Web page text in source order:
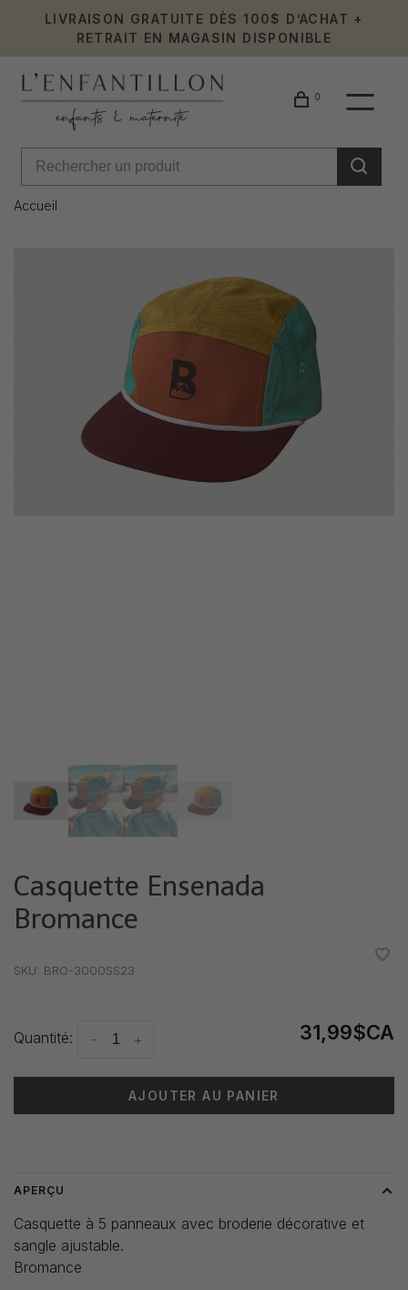
LIVRAISON GRATUITE DÈS 100$ D’ACHAT +
RETRAIT EN MAGASIN DISPONIBLE
0
Accueil
Casquette Ensenada
Bromance
SKU: BRO-3000SS23
Quantité: +
- 31,99$CA
AJOUTER AU PANIER
APERÇU
Casquette à 5 panneaux avec broderie décorative et
sangle ajustable.
Bromance